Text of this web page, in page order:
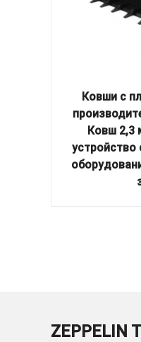
Ковши с
Ковш 2,3
устройство
ZEPPELIN